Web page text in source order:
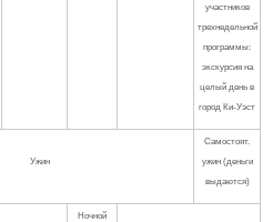
участников
трехнедельной
программы:
экскурсия на
целый день в
город Ки-Уэст
Ужин
Самостоят.
ужин (деньги
выдаются)
Ночной